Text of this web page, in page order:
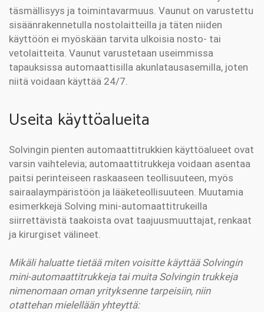
täsmällisyys ja toimintavarmuus. Vaunut on varustettu
sisäänrakennetulla nostolaitteilla ja täten niiden
käyttöön ei myöskään tarvita ulkoisia nosto- tai
vetolaitteita. Vaunut varustetaan useimmissa
tapauksissa automaattisilla akunlatausasemilla, joten
niitä voidaan käyttää 24/7.
Useita käyttöalueita
Solvingin pienten automaattitrukkien käyttöalueet ovat
varsin vaihtelevia; automaattitrukkeja voidaan asentaa
paitsi perinteiseen raskaaseen teollisuuteen, myös
sairaalaympäristöön ja lääketeollisuuteen. Muutamia
esimerkkejä Solving mini-automaattitrukeilla
siirrettävistä taakoista ovat taajuusmuuttajat, renkaat
ja kirurgiset välineet.
Mikäli haluatte tietää miten voisitte käyttää Solvingin
mini-automaattitrukkeja tai muita Solvingin trukkeja
nimenomaan oman yrityksenne tarpeisiin, niin
otattehan mielellään yhteyttä: